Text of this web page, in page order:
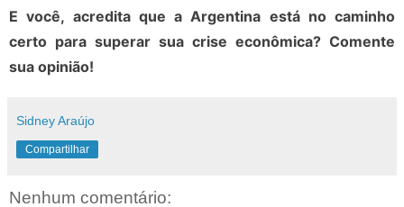
E você, acredita que a Argentina está no caminho
certo para superar sua crise econômica? Comente
sua opinião!
Sidney Araújo
Compartilhar
Nenhum comentário: